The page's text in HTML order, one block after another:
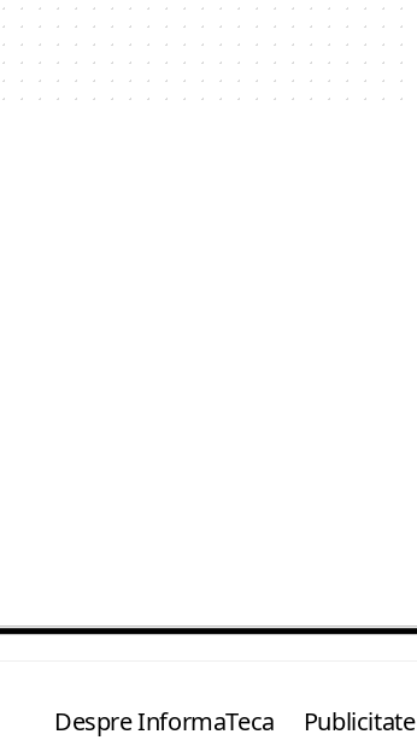
Despre InformaTeca Publicitate